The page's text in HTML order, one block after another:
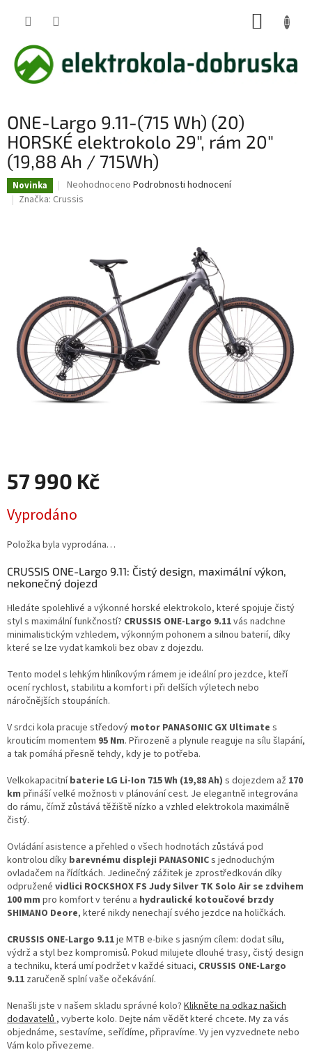
ONE-Largo 9.11-(715 Wh) (20)
HORSKÉ elektrokolo 29", rám 20"
(19,88 Ah / 715Wh)
Novinka
Průměrné
hodnocení
hvězdiček.
Neohodnoceno Podrobnosti hodnocení
Značka: Crussis
57 990 Kč
cena:
Vyprodáno
Položka byla vyprodána…
CRUSSIS ONE-Largo 9.11: Čistý design, maximální výkon,
nekonečný dojezd
Hledáte spolehlivé a výkonné horské elektrokolo, které spojuje čistý
styl s maximální funkčností? CRUSSIS ONE-Largo 9.11vás nadchne
minimalistickým vzhledem, výkonným pohonem a silnou baterií, díky
které se lze vydat kamkoli bez obav z dojezdu.
Tento model s lehkým hliníkovým rámem je ideální pro jezdce, kteří
ocení rychlost, stabilitu a komfort i při delších výletech nebo
náročnějších stoupáních.
V srdci kola pracuje středový motor PANASONIC GX Ultimate s
krouticím momentem 95 Nm. Přirozeně a plynule reaguje na sílu šlapání,
a tak pomáhá přesně tehdy, kdy je to potřeba.
Velkokapacitní baterie LG Li-Ion 715 Wh (19,88 Ah) s dojezdem až 170
km přináší velké možnosti v plánování cest. Je elegantně integrována
do rámu, čímž zůstává těžiště nízko a vzhled elektrokola maximálně
čistý.
Ovládání asistence a přehled o všech hodnotách zůstává pod
kontrolou díky barevnému displeji PANASONICs jednoduchým
ovladačem na řídítkách. Jedinečný zážitek je zprostředkován díky
odpružené vidlici ROCKSHOX FS Judy Silver TK Solo Air se zdvihem
100 mm pro komfort v terénu a hydraulické kotoučové brzdy
SHIMANO Deore, které nikdy nenechají svého jezdce na holičkách.
CRUSSIS ONE-Largo 9.11je MTB e-bike s jasným cílem: dodat sílu,
výdrž a styl bez kompromisů. Pokud milujete dlouhé trasy, čistý design
a techniku, která umí podržet v každé situaci, CRUSSIS ONE-Largo
9.11 zaručeně splní vaše očekávání.
Nenašli jste v našem skladu správné kolo? Klikněte na odkaz našich
dodavatelů , vyberte kolo. Dejte nám vědět které chcete. My za vás
objednáme, sestavíme, seřídíme, připravíme. Vy jen vyzvednete nebo
Vám kolo přivezeme.